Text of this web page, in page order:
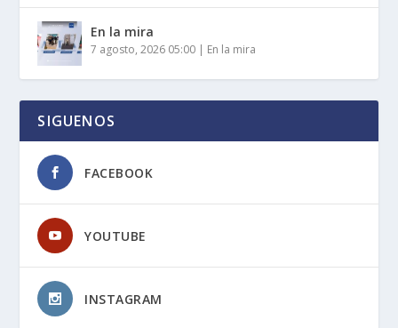
En la mira
7 agosto, 2026 05:00 | En la mira
SIGUENOS
FACEBOOK
YOUTUBE
INSTAGRAM